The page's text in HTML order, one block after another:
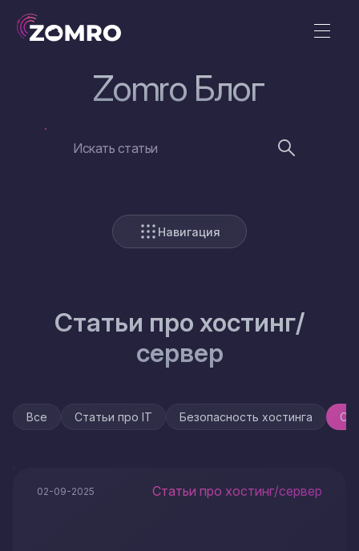
Zomro Блог
Навигация
Статьи про хостинг/
сервер
Все Статьи про IT Безопасность хостинга
02-09-2025 Статьи про хостинг/сервер